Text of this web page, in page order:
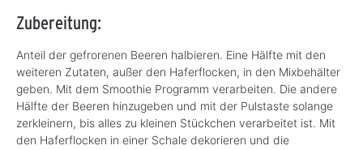
Zubereitung:
Anteil der gefrorenen Beeren halbieren. Eine Hälfte mit den
weiteren Zutaten, außer den Haferflocken, in den Mixbehälter
geben. Mit dem Smoothie Programm verarbeiten. Die andere
Hälfte der Beeren hinzugeben und mit der Pulstaste solange
zerkleinern, bis alles zu kleinen Stückchen verarbeitet ist. Mit
den Haferflocken in einer Schale dekorieren und die